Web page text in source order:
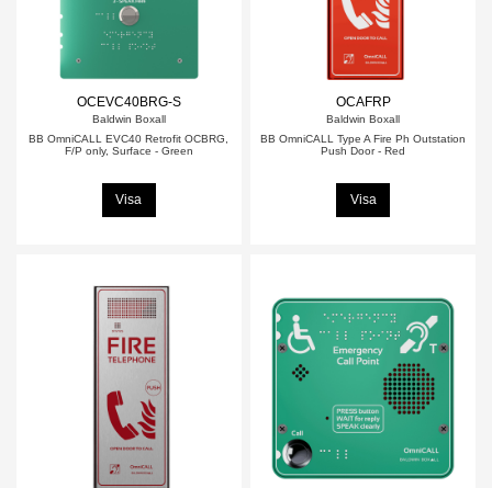
OCEVC40BRG-S
Baldwin Boxall
BB OmniCALL EVC40 Retrofit OCBRG,
F/P only, Surface - Green
Visa
OCAFRP
Baldwin Boxall
BB OmniCALL Type A Fire Ph Outstation
Push Door - Red
Visa